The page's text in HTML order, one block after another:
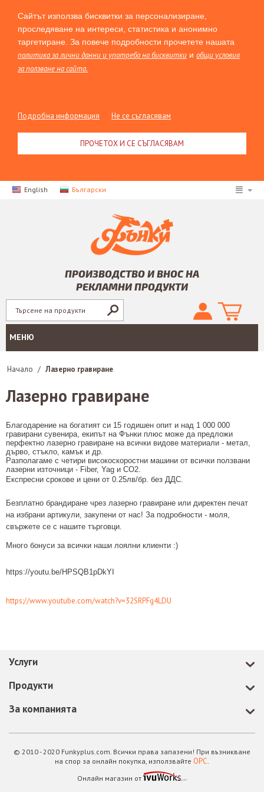
Сайтът използва бисквитки за персонализиране,
проследяване на интереси, статистика и анонимно
таргетиране. За повече подробности прочетете нашата
политика за лични данни и употреба на бисквитки и общи условия
за ползване на сайта.
Подробна информация Не се съгласявам
ПРОЧЕТОХ И СЕ СЪГЛАСЯВАМ
English Български
ПРОИЗВОДСТВО И ВНОС НА
РЕКЛАМНИ ПРОДУКТИ
МЕНЮ
Начало / Лазерно гравиране
Лазерно гравиране
Благодарение на богатият си 15 годишен опит и над 1 000 000
гравирани сувенира, екипът на Фънки плюс може да предложи
перфектно лазерно гравиране на всички видове материали - метал,
дърво, стъкло, камък и др.
Разполагаме с четири високоскоростни машини от всички ползвани
лазерни източници - Fiber, Yag и CO2.
Експресни срокове и цени от 0.25лв/бр. без ДДС.
Безплатно брандиране чрез лазерно гравиране или директен печат
на избрани артикули, закупени от нас! За подробности - моля,
свържете се с нашите търговци.
Много бонуси за всички наши лоялни клиенти :)
https://youtu.be/HPSQB1pDkYI
https://www.youtube.com/watch?v=32SRPFg4LDU
Услуги
Продукти
За компанията
© 2010 - 2020 Funkyplus.com. Всички права запазени! При възникване
на спор за онлайн покупка, използвайте ОРС.
Онлайн магазин от